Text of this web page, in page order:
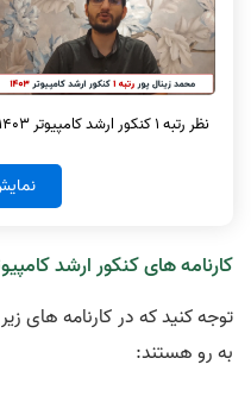
نظر رتبه 1 کنکور ارشد کامپیوتر 1403
نظر رتبه 1 کنکور ارشد کامپیوتر و
1404
کارنامه های کنکور ارشد کامپیوتر
توجه کنید که در کارنامه
به رو هستند: